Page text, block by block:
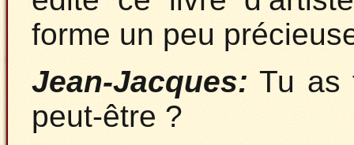
forme un peu
Jean-Jacques: Tu as
peut-être ?